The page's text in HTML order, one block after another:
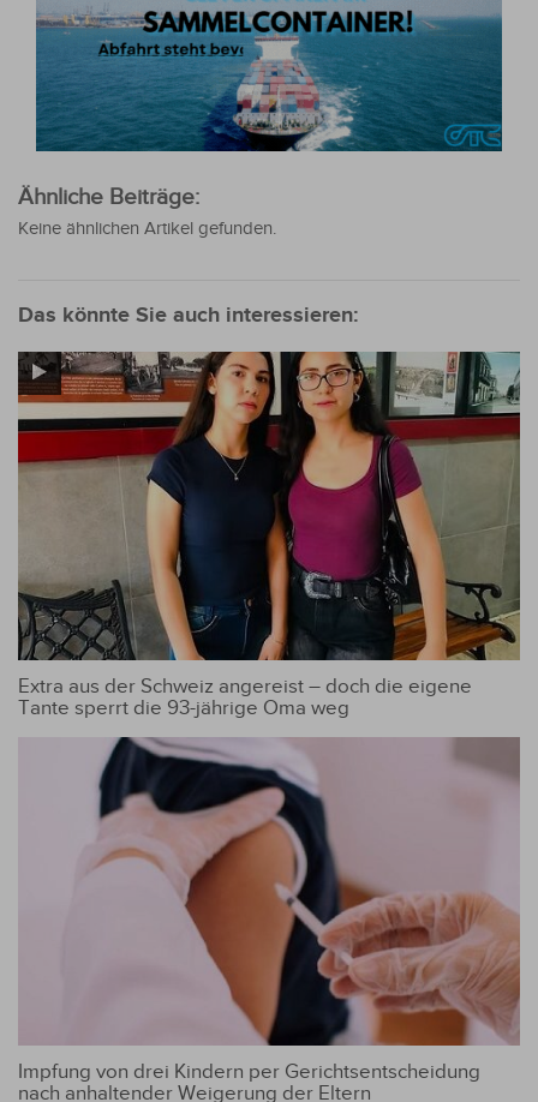
Ähnliche Beiträge:
Keine ähnlichen Artikel gefunden.
Das könnte Sie auch interessieren:
Extra aus der Schweiz angereist – doch die eigene
Tante sperrt die 93-jährige Oma weg
Impfung von drei Kindern per Gerichtsentscheidung
nach anhaltender Weigerung der Eltern